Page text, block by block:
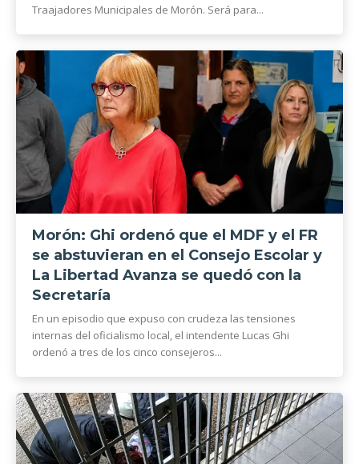
Traajadores Municipales de Morón. Será para...
Morón: Ghi ordenó que el MDF y el FR
se abstuvieran en el Consejo Escolar y
La Libertad Avanza se quedó con la
Secretaría
En un episodio que expuso con crudeza las tensiones
internas del oficialismo local, el intendente Lucas Ghi
ordenó a tres de los cinco consejeros...